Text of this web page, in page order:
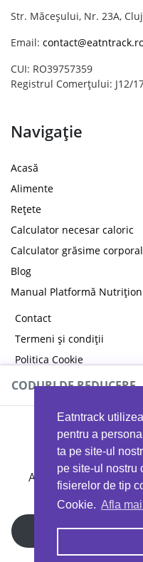
Eatntrack
pentru a
ta pe site-ul
pe site-ul nostru
fisierelor de tip
Cookie. Afla
Str. Măceșului, Nr. 23A,
Email:
CUI: RO39757359
Registrul Comerțului: J12/
Navigație
Acasă
Alimente
Rețete
Calculator necesar caloric
Calculator grăsime
Blog
Manual Platformă
Contact
Termeni și condiții
Politica Cookie
Politica de confidențialitate
Copyright © 2026 EAT &
CODURI DE REDUCERE
Ai 40%reducere la